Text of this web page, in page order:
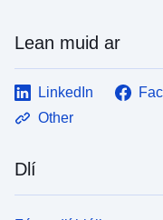
Lean muid ar
LinkedIn
Other
Dlí